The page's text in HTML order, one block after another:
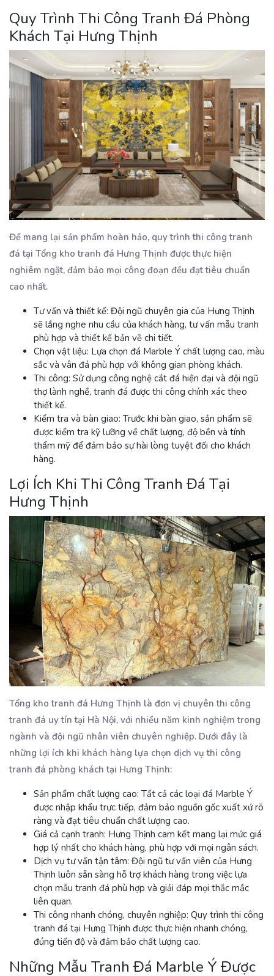
Quy Trình Thi Công Tranh Đá Phòng
Khách Tại Hưng Thịnh
Để mang lại sản phẩm hoàn hảo, quy trình thi công tranh
đá tại Tổng kho tranh đá Hưng Thịnh được thực hiện
nghiêm ngặt, đảm bảo mọi công đoạn đều đạt tiêu chuẩn
cao nhất.
Tư vấn và thiết kế: Đội ngũ chuyên gia của Hưng Thịnh
sẽ lắng nghe nhu cầu của khách hàng, tư vấn mẫu tranh
phù hợp và thiết kế bản vẽ chi tiết.
Chọn vật liệu: Lựa chọn đá Marble Ý chất lượng cao, màu
sắc và vân đá phù hợp với không gian phòng khách.
Thi công: Sử dụng công nghệ cắt đá hiện đại và đội ngũ
thợ lành nghề, tranh đá được thi công chính xác theo
thiết kế.
Kiểm tra và bàn giao: Trước khi bàn giao, sản phẩm sẽ
được kiểm tra kỹ lưỡng về chất lượng, độ bền và tính
thẩm mỹ để đảm bảo sự hài lòng tuyệt đối cho khách
hàng.
Lợi Ích Khi Thi Công Tranh Đá Tại
Hưng Thịnh
Tổng kho tranh đá Hưng Thịnh là đơn vị chuyên thi công
tranh đá uy tín tại Hà Nội, với nhiều năm kinh nghiệm trong
ngành và đội ngũ nhân viên chuyên nghiệp. Dưới đây là
những lợi ích khi khách hàng lựa chọn dịch vụ thi công
tranh đá phòng khách tại Hưng Thịnh:
Sản phẩm chất lượng cao: Tất cả các loại đá Marble Ý
được nhập khẩu trực tiếp, đảm bảo nguồn gốc xuất xứ rõ
ràng và đạt tiêu chuẩn chất lượng cao.
Giá cả cạnh tranh: Hưng Thịnh cam kết mang lại mức giá
hợp lý nhất cho khách hàng, phù hợp với mọi ngân sách.
Dịch vụ tư vấn tận tâm: Đội ngũ tư vấn viên của Hưng
Thịnh luôn sẵn sàng hỗ trợ khách hàng trong việc lựa
chọn mẫu tranh đá phù hợp và giải đáp mọi thắc mắc
liên quan.
Thi công nhanh chóng, chuyên nghiệp: Quy trình thi công
tranh đá tại Hưng Thịnh được thực hiện nhanh chóng,
đúng tiến độ và đảm bảo chất lượng cao.
Những Mẫu Tranh Đá Marble Ý Được